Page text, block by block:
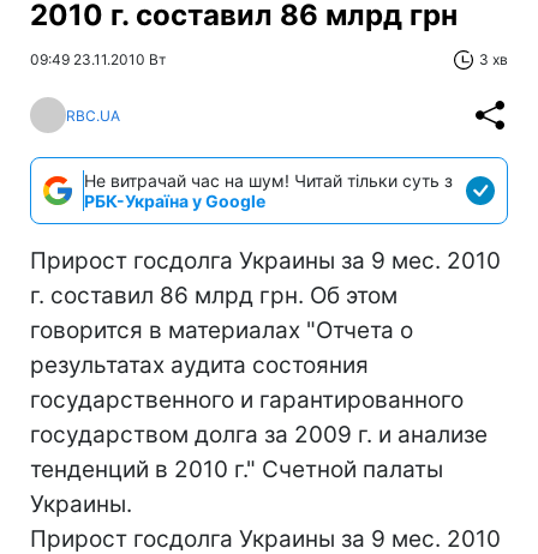
2010 г. составил 86 млрд грн
09:49 23.11.2010 Вт 3 хв
RBC.UA
Не витрачай час на шум! Читай тільки суть з
РБК-Україна у Google
Прирост госдолга Украины за 9 мес. 2010
г. составил 86 млрд грн. Об этом
говорится в материалах "Отчета о
результатах аудита состояния
государственного и гарантированного
государством долга за 2009 г. и анализе
тенденций в 2010 г." Счетной палаты
Украины.
Прирост госдолга Украины за 9 мес. 2010